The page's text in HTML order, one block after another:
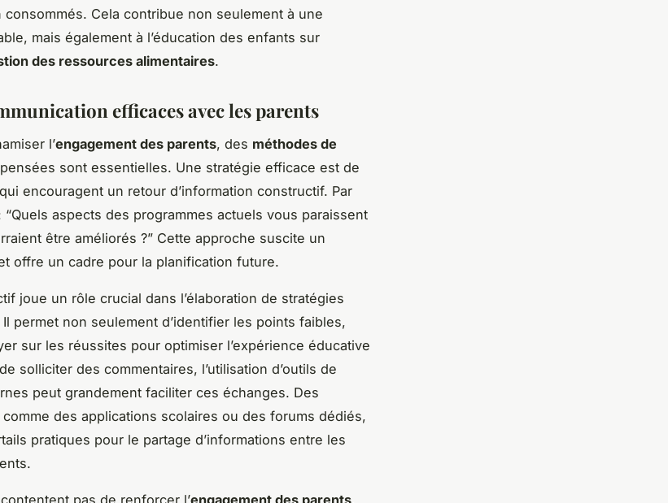
Cela contribue non seulement à une
mais également à l’éducation des enfants sur
des ressources alimentaires.
efficaces avec les parents
l’engagement des parents, des méthodes de
sont essentielles. Une stratégie efficace est de
encouragent un retour d’information constructif. Par
aspects des programmes actuels vous paraissent
être améliorés ?” Cette approche suscite un
offre un cadre pour la planification future.
joue un rôle crucial dans l’élaboration de stratégies
permet non seulement d’identifier les points faibles,
sur les réussites pour optimiser l’expérience éducative
solliciter des commentaires, l’utilisation d’outils de
peut grandement faciliter ces échanges. Des
des applications scolaires ou des forums dédiés,
pratiques pour le partage d’informations entre les
pas de renforcer l’engagement des parents,